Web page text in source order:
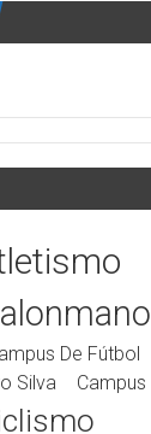
De Fútbol
Silva
Campus